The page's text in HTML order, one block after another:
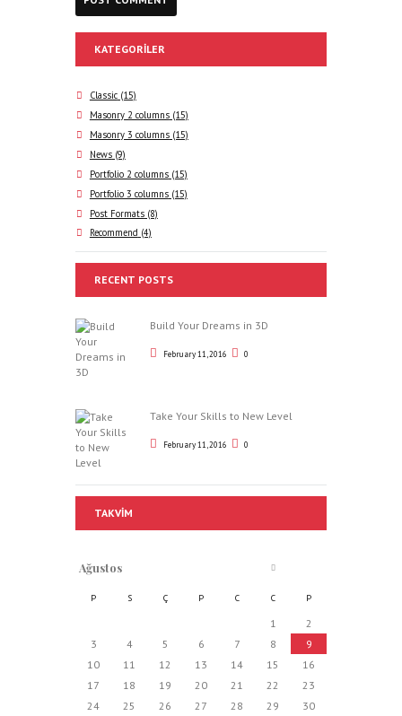
KATEGORILER
Classic(15)
Masonry 2 columns(15)
Masonry 3 columns(15)
News(9)
Portfolio 2 columns(15)
Portfolio 3 columns(15)
Post Formats(8)
Recommend (4)
RECENT POSTS
Build Your Dreams in 3D
February 11, 2016 0
Take Your Skills to New Level
February 11, 2016 0
TAKVIM
Ağustos
P S Ç P C C P
1
2
3
4 5 6 7 8
9
10
11 12 13 14 15
16
17
18 19 20 21 22
23
24
25 26 27 28 29
30